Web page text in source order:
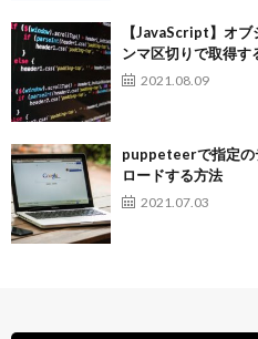
【JavaScript】オ
ンマ区切りで取得す
2021.08.09
puppeteerで指定の
ロードする方法
2021.07.03